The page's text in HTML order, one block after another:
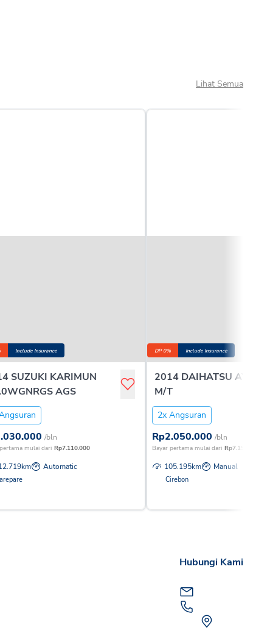
Lihat Semua
Include Insurance
SUZUKI KARIMUN
AGS
/bln
mulai dari Rp7.110.000
km Automatic
DP 0% Include Insurance
2014 DAIHATSU
M/T
2x Angsuran
Rp2.050.000 /bln
Bayar pertama mulai dari Rp
105.195km Manual
Cirebon
Hubungi Kami